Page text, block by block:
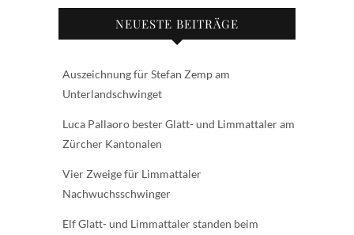
NEUESTE BEITRÄGE
Auszeichnung für Stefan Zemp am
Unterlandschwinget
Luca Pallaoro bester Glatt- und Limmattaler am
Zürcher Kantonalen
Vier Zweige für Limmattaler
Nachwuchsschwinger
Elf Glatt- und Limmattaler standen beim